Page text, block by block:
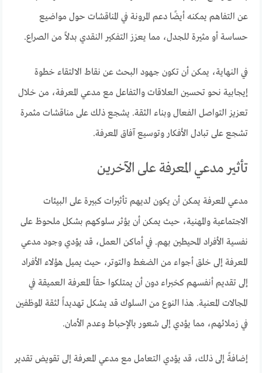
عن التفاهم يمكنه أيضًا دعم المرونة في المناقشات حول مواضيع
حساسة أو مثيرة للجدل، مما يعزز التفكير النقدي بدلاً من الصراع.
في النهاية، يمكن أن تكون جهود البحث عن نقاط الالتقاء خطوة
إيجابية نحو تحسين العلاقات والتفاعل مع مدعي المعرفة، من خلال
تعزيز التواصل الفعال وبناء الثقة. يشجع ذلك على مناقشات مثمرة
تشجع على تبادل الأفكار وتوسيع آفاق المعرفة.
تأثير مدعي المعرفة على الآخرين
مدعي المعرفة يمكن أن يكون لديهم تأثيرات كبيرة على البيئات
الاجتماعية والمهنية، حيث يمكن أن يؤثر سلوكهم بشكل ملحوظ على
نفسية الأفراد المحيطين بهم. في أماكن العمل، قد يؤدي وجود مدعي
المعرفة إلى خلق أجواء من الضغط والتوتر، حيث يميل هؤلاء الأفراد
إلى تقديم أنفسهم كخبراء دون أن يمتلكوا حقاً المعرفة العميقة في
المجالات المعنية. هذا النوع من السلوك قد يشكل تهديداً لثقة الموظفين
في زملائهم، مما يؤدي إلى شعور بالإحباط وعدم الأمان.
إضافةً إلى ذلك، قد يؤدي التعامل مع مدعي المعرفة إلى تقويض تقدير